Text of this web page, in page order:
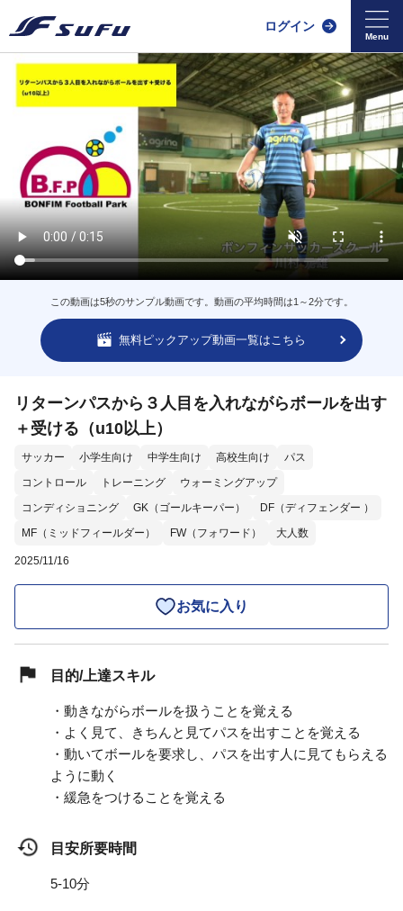
ログイン
この動画は5秒のサンプル動画です。動画の平均時間は1～2分です。
無料ピックアップ動画一覧はこちら
リターンパスから３人目を入れながらボールを出す
＋受ける（u10以上）
サッカー 小学生向け 中学生向け 高校生向け
パス
コントロール
トレーニング
ウォーミングアップ
コンディショニング
GK（ゴールキーパー）
DF（ディフェンダー ）
MF（ミッドフィールダー）
FW（フォワード） 大人数
2025/11/16
お気に入り
目的/上達スキル
・動きながらボールを扱うことを覚える
・よく見て、きちんと見てパスを出すことを覚える
・動いてボールを要求し、パスを出す人に見てもらえる
ように動く
・緩急をつけることを覚える
目安所要時間
5-10分